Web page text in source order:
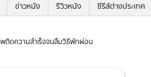
ข่าวหนัง รีวิวหนัง ซีรีส์ต่างประเทศ
พติดความสำเร็จจนลืมวิธีพักผ่อน